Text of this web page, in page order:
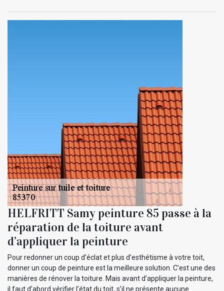
HELFRITT Samy peinture 85 passe à la
réparation de la toiture avant
d’appliquer la peinture
Pour redonner un coup d’éclat et plus d’esthétisme à votre toit,
donner un coup de peinture est la meilleure solution. C’est une des
manières de rénover la toiture. Mais avant d’appliquer la peinture,
il faut d’abord vérifier l’état du toit, s’il ne présente aucune